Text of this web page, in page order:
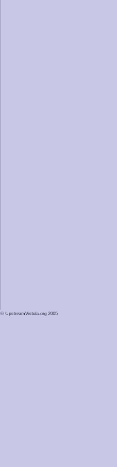
© UpstreamVistula.org 2005